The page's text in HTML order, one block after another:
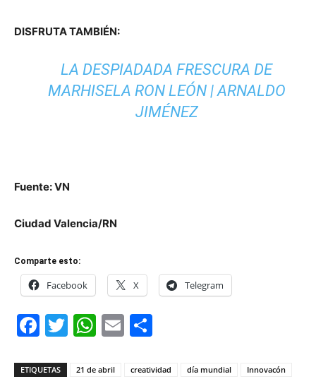
DISFRUTA TAMBIÉN:
LA DESPIADADA FRESCURA DE
MARHISELA RON LEÓN | ARNALDO
JIMÉNEZ
Fuente: VN
Ciudad Valencia/RN
Comparte esto:
Facebook X Telegram
Facebook
Twitter
WhatsApp
Email
ETIQUETAS 21 de abril creatividad día mundial
Innovacón